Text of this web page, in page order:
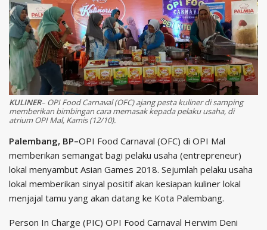
KULINER– OPI Food Carnaval (OFC) ajang pesta kuliner di samping
memberikan bimbingan cara memasak kepada pelaku usaha, di
atrium OPI Mal, Kamis (12/10).
Palembang, BP–OPI Food Carnaval (OFC) di OPI Mal
memberikan semangat bagi pelaku usaha (entrepreneur)
lokal menyambut Asian Games 2018. Sejumlah pelaku usaha
lokal memberikan sinyal positif akan kesiapan kuliner lokal
menjajal tamu yang akan datang ke Kota Palembang.
Person In Charge (PIC) OPI Food Carnaval Herwim Deni